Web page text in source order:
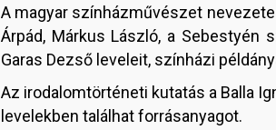
A magyar színházművészet
Árpád, Márkus László, a Sebestyén
Garas Dezső leveleit, színházi
Az irodalomtörténeti kutatás a Balla
levelekben találhat forrásanyagot.